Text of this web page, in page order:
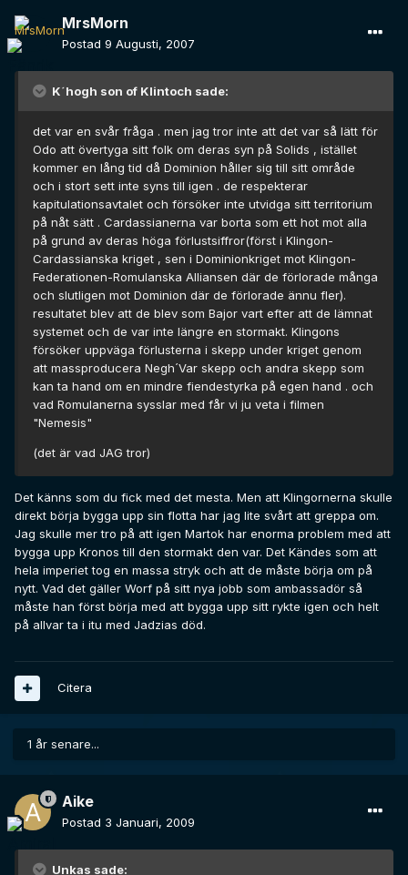
MrsMorn
Postad 9 Augusti, 2007
K´hogh son of Klintoch sade:
det var en svår fråga . men jag tror inte att det var så lätt för
Odo att övertyga sitt folk om deras syn på Solids , istället
kommer en lång tid då Dominion håller sig till sitt område
och i stort sett inte syns till igen . de respekterar
kapitulationsavtalet och försöker inte utvidga sitt territorium
på nåt sätt . Cardassianerna var borta som ett hot mot alla
på grund av deras höga förlustsiffror(först i Klingon-
Cardassianska kriget , sen i Dominionkriget mot Klingon-
Federationen-Romulanska Alliansen där de förlorade många
och slutligen mot Dominion där de förlorade ännu fler).
resultatet blev att de blev som Bajor vart efter att de lämnat
systemet och de var inte längre en stormakt. Klingons
försöker uppväga förlusterna i skepp under kriget genom
att massproducera Negh´Var skepp och andra skepp som
kan ta hand om en mindre fiendestyrka på egen hand . och
vad Romulanerna sysslar med får vi ju veta i filmen
"Nemesis"
(det är vad JAG tror)
Det känns som du fick med det mesta. Men att Klingornerna skulle
direkt börja bygga upp sin flotta har jag lite svårt att greppa om.
Jag skulle mer tro på att igen Martok har enorma problem med att
bygga upp Kronos till den stormakt den var. Det Kändes som att
hela imperiet tog en massa stryk och att de måste börja om på
nytt. Vad det gäller Worf på sitt nya jobb som ambassadör så
måste han först börja med att bygga upp sitt rykte igen och helt
på allvar ta i itu med Jadzias död.
Citera
1 år senare...
Aike
Postad 3 Januari, 2009
Unkas sade: